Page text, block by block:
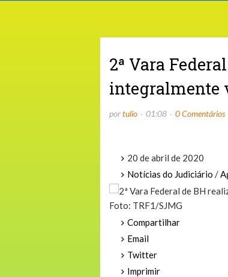
2ª Vara
integralmente
portulio 01:08 0 Comentários
20 de abril de 2020
Notícias do Judiciário /
Foto: TRF1/SJMG
Compartilhar
Email
Twitter
Imprimir